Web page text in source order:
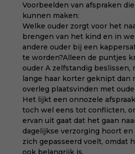
Voorbeelden van afspraken
kunnen maken:
Welke ouder zorgt voor het
brengen van het kind en in
andere ouder bij een
te worden?Alleen de puntjes
ouder A zelfstandig beslissen,
lange haar korter geknipt dan
overleg plaatsvinden met
Het lijkt een onnozele
toch wel eens tot conflicten,
ervan uit gaat dat het gaan
dagelijkse verzorging hoort en
zich gepasseerd voelt, omdat
ook belangrijk is.